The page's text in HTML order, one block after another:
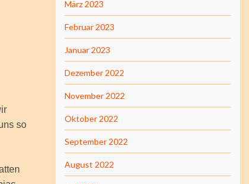
so
März 2023
Februar 2023
Januar 2023
Dezember 2022
November 2022
Oktober 2022
September 2022
August 2022